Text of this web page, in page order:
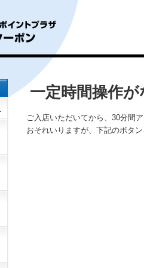
一定時間操作
ご入店いただいてから、30分間
おそれいりますが、下記のボタ